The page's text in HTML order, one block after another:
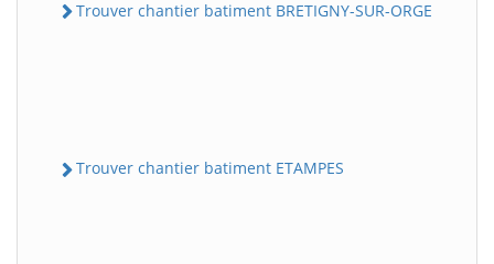
Trouver chantier batiment BRETIGNY-SUR-ORGE
Trouver chantier batiment ETAMPES